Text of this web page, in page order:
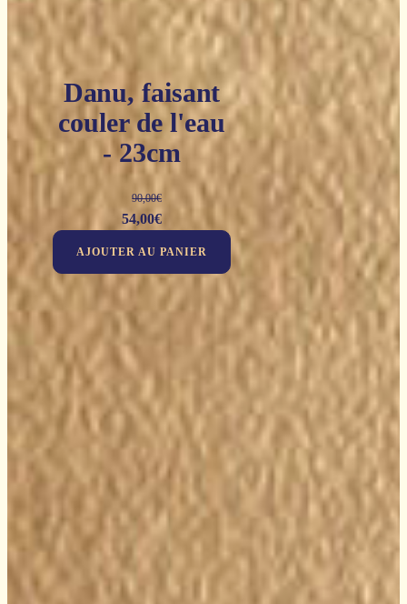
Danu, faisant
couler de l'eau
- 23cm
90,00€
Le
était :
90,00€.
54,00€Le
est :
54,00€.
AJOUTER AU PANIER